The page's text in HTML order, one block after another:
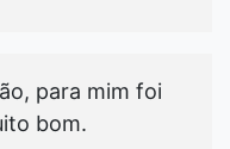
para mim foi
bom.